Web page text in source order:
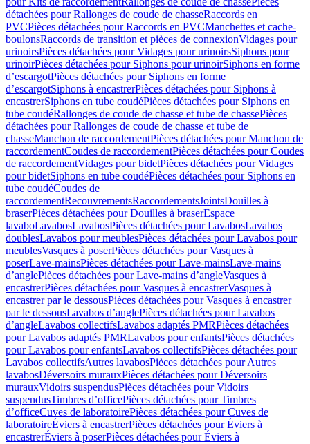
détachées pour Rallonges de coude de chasseRaccords en
PVCPièces détachées pour Raccords en PVCManchettes et cache-
boulonsRaccords de transition et pièces de connexionVidages pour
urinoirsPièces détachées pour Vidages pour urinoirsSiphons pour
urinoirPièces détachées pour Siphons pour urinoirSiphons en forme
d’escargotPièces détachées pour Siphons en forme
d’escargotSiphons à encastrerPièces détachées pour Siphons à
encastrerSiphons en tube coudéPièces détachées pour Siphons en
tube coudéRallonges de coude de chasse et tube de chassePièces
détachées pour Rallonges de coude de chasse et tube de
chasseManchon de raccordementPièces détachées pour Manchon de
raccordementCoudes de raccordementPièces détachées pour Coudes
de raccordementVidages pour bidetPièces détachées pour Vidages
pour bidetSiphons en tube coudéPièces détachées pour Siphons en
tube coudéCoudes de
raccordementRecouvrementsRaccordementsJointsDouilles à
braserPièces détachées pour Douilles à braserEspace
lavaboLavabosLavabosPièces détachées pour LavabosLavabos
doublesLavabos pour meublesPièces détachées pour Lavabos pour
meublesVasques à poserPièces détachées pour Vasques à
poserLave-mainsPièces détachées pour Lave-mainsLave-mains
d’anglePièces détachées pour Lave-mains d’angleVasques à
encastrerPièces détachées pour Vasques à encastrerVasques à
encastrer par le dessousPièces détachées pour Vasques à encastrer
par le dessousLavabos d’anglePièces détachées pour Lavabos
d’angleLavabos collectifsLavabos adaptés PMRPièces détachées
pour Lavabos adaptés PMRLavabos pour enfantsPièces détachées
pour Lavabos pour enfantsLavabos collectifsPièces détachées pour
Lavabos collectifsAutres lavabosPièces détachées pour Autres
lavabosDéversoirs murauxPièces détachées pour Déversoirs
murauxVidoirs suspendusPièces détachées pour Vidoirs
suspendusTimbres dʼofficePièces détachées pour Timbres
dʼofficeCuves de laboratoirePièces détachées pour Cuves de
laboratoireÉviers à encastrerPièces détachées pour Éviers à
encastrerÉviers à poserPièces détachées pour Éviers à